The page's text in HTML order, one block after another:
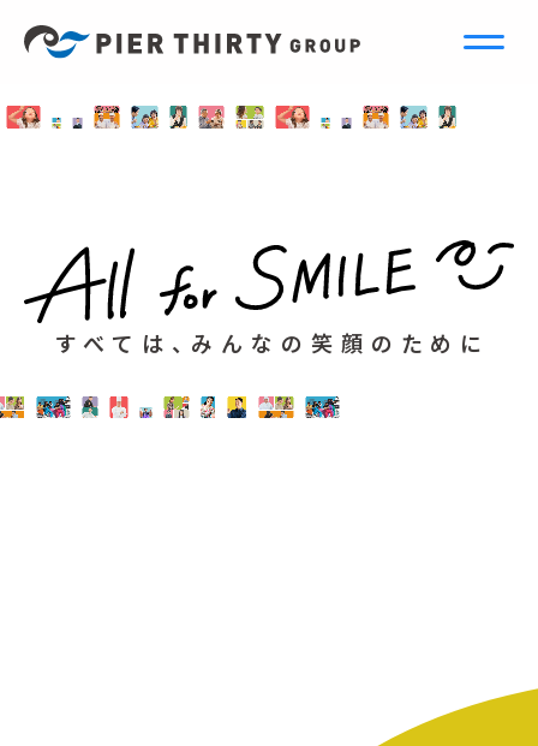
すべては、みんなの笑顔のために